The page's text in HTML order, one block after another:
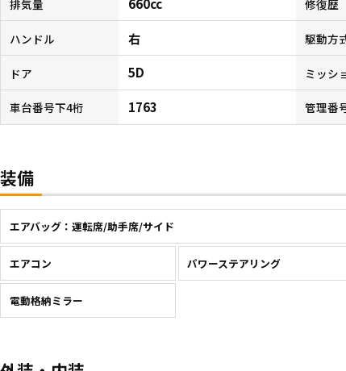
排気量 修復歴
ハンドル 右 駆動方
ドア 5D ミッシ
車台番号下4桁 1763 管理番
装備
エアバッグ：運転席/助手席/サイド
エアコン パワーステアリング
電動格納ミラー